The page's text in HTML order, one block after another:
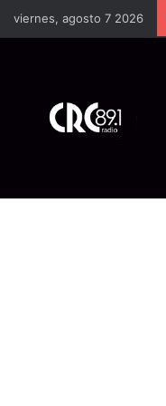
viernes, agosto 7 2026